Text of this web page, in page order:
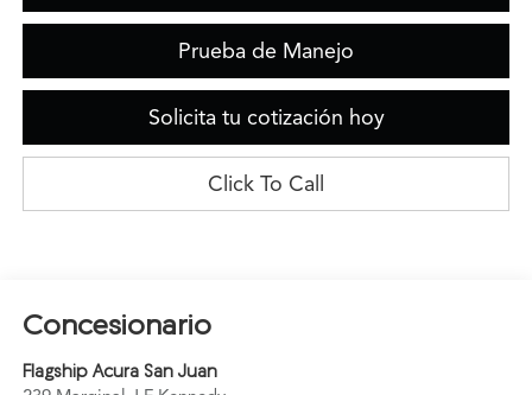
Prueba de Manejo
Solicita tu cotización hoy
Click To Call
Concesionario
Flagship Acura San Juan